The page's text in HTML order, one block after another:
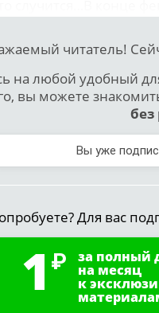
читатель!
на любой удобный
вы можете
Вы уже
Для вас
1 за полный
на месяц
к